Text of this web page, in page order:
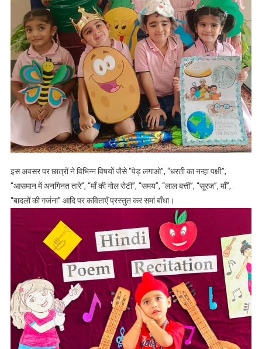
इस अवसर पर छात्रों ने विभिन्न विषयों जैसे “पेड़ लगाओ”, “धरती का नन्हा पक्षी”,
“आसमान में अनगिनत तारे”, “माँ की गोल रोटी”, “समय”, “लाल बत्ती”, “सूरज”, माँ”,
“बादलों की गर्जना” आदि पर कविताएँ प्रस्तुत कर समां बाँधा।